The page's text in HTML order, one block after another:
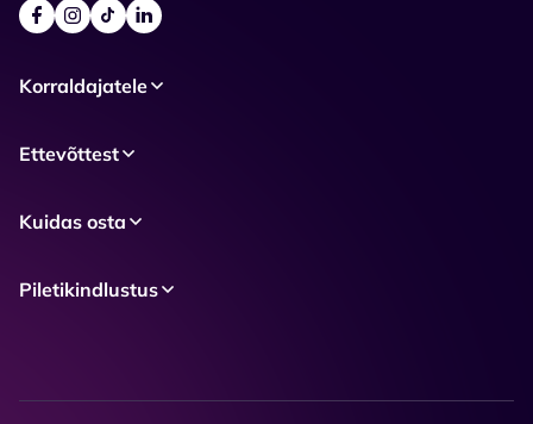
Korraldajatele
Ettevõttest
Kuidas osta
Piletikindlustus